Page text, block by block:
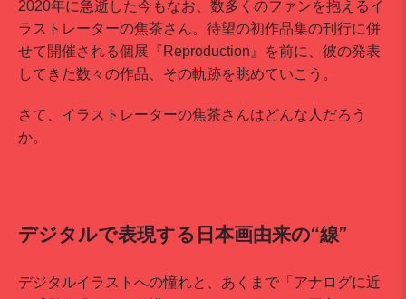
2020年に急逝した今もなお、数多くのファンを抱えるイ
ラストレーターの焦茶さん。待望の初作品集の刊行に併
せて開催される個展『Reproduction』を前に、彼の発表
してきた数々の作品、その軌跡を眺めていこう。
さて、イラストレーターの焦茶さんはどんな人だろう
か。
デジタルで表現する日本画由来の“線”
デジタルイラストへの憧れと、あくまで「アナログに近